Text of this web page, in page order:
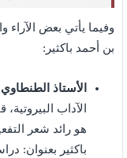
وفيما يأتي بعض الآراء
بن أحمد باكثير:
الأستاذ
الآداب
هو رائد شعر
باكثير بعنوان: